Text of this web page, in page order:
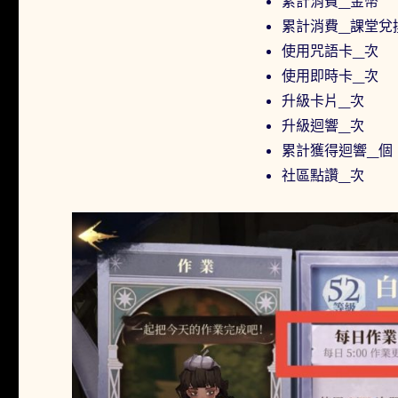
累計消費_課堂兌
使用咒語卡_次
使用即時卡_次
升級卡片_次
升級迴響_次
累計獲得迴響_個
社區點讚_次